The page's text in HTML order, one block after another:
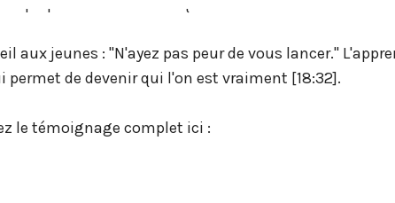
aux jeunes : "N'ayez pas peur de vous lancer."
permet de devenir qui l'on est vraiment [18:32].
le témoignage complet ici :